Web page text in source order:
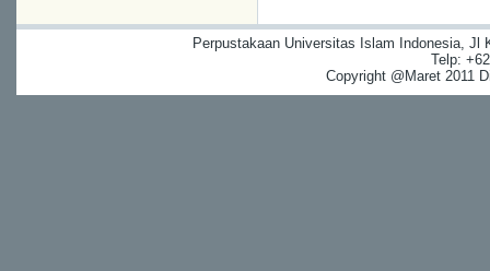
Perpustakaan Universitas Islam Indonesia, Jl
Telp:
Copyright @Maret 2011